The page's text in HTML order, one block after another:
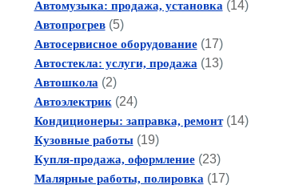
Автомузыка: продажа, установка (14)
Автопрогрев(5)
Автосервисное оборудование(17)
Автостекла: услуги, продажа (13)
Автошкола (2)
Автоэлектрик (24)
Кондиционеры: заправка, ремонт(14)
Кузовные работы(19)
Купля-продажа, оформление(23)
Малярные работы, полировка (17)